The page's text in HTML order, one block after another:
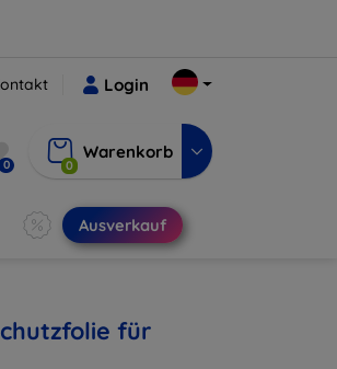
Login
0 0
Warenkorb
Ausverkauf
für